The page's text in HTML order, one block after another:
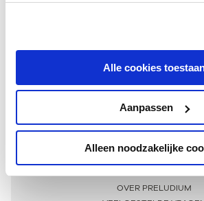
Alle cookies
Aanpassen
Alleen noodzakelijke
Meer informatie
OVER PRELUDIUM